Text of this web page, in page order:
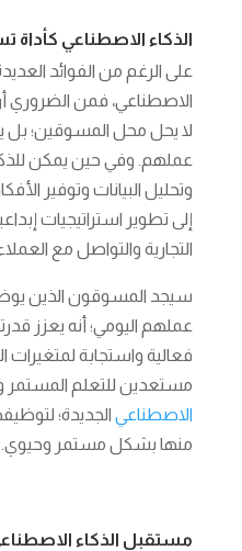
الذكاء الاصطناعي كأداة
على الرغم من الفوائد
الاصطناعي، فمن الضروري
لا يحل محل المسوقين؛ بل
عملهم. وفي حين يمكن
وتحليل البيانات وتوفير
إلى تطوير استراتيجيات
التجارية والتواصل مع
سيجد المسوقون الذين
عملهم اليومي؛ أنه يعزز
فعالية واستجابة
مستعدين للتعلم المستمر
الاصطناعيالجديدة؛
منها بشكل مستمر وحيوي.
مستقبل الذكاء